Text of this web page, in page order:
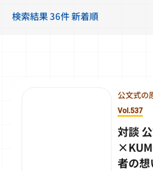
検索結果 36件 新着順
公文式の
Vol.537
対談
者の想